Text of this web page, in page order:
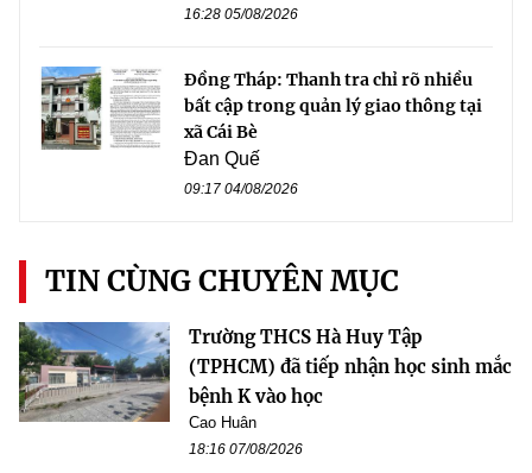
16:28 05/08/2026
Đồng Tháp: Thanh tra chỉ rõ nhiều
bất cập trong quản lý giao thông tại
xã Cái Bè
Đan Quế
09:17 04/08/2026
TIN CÙNG CHUYÊN MỤC
Trường THCS Hà Huy Tập
(TPHCM) đã tiếp nhận học sinh mắc
bệnh K vào học
Cao Huân
18:16 07/08/2026